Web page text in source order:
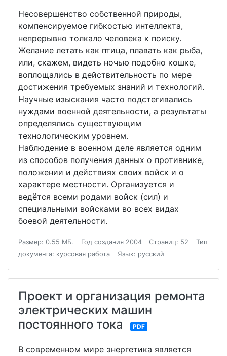
Несовершенство собственной природы,
компенсируемое гибкостью интеллекта,
непрерывно толкало человека к поиску.
Желание летать как птица, плавать как рыба,
или, скажем, видеть ночью подобно кошке,
воплощались в действительность по мере
достижения требуемых знаний и технологий.
Научные изыскания часто подстегивались
нуждами военной деятельности, а результаты
определялись существующим
технологическим уровнем.
Наблюдение в военном деле является одним
из способов получения данных о противнике,
положении и действиях своих войск и о
характере местности. Организуется и
ведётся всеми родами войск (сил) и
специальными войсками во всех видах
боевой деятельности.
Размер: 0.55 МБ. Год создания 2004 Страниц: 52
Тип
документа: курсовая работа
Язык: русский
Проект и организация ремонта
электрических машин
постоянного тока
PDF
В современном мире энергетика является